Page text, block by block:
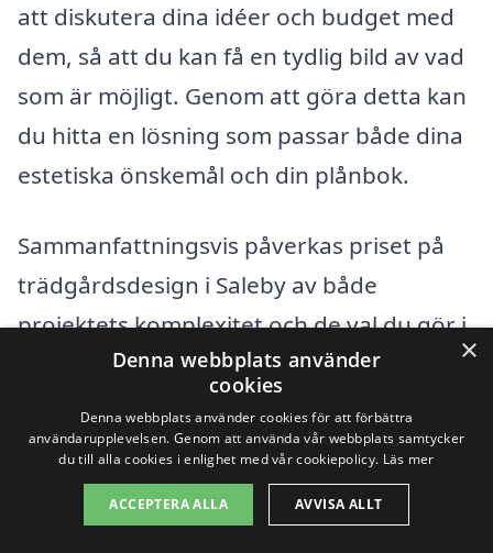
att diskutera dina idéer och budget med
dem, så att du kan få en tydlig bild av vad
som är möjligt. Genom att göra detta kan
du hitta en lösning som passar både dina
estetiska önskemål och din plånbok.
Sammanfattningsvis påverkas priset på
trädgårdsdesign i Saleby av både
projektets komplexitet och de val du gör i
samråd med designern. Med rätt
trädgård du alltid drömt om, utan att
överskrida din budget.
×
Denna webbplats använder
cookies
Denna webbplats använder cookies för att förbättra
användarupplevelsen. Genom att använda vår webbplats samtycker
du till alla cookies i enlighet med vår cookiepolicy. Läs mer
ACCEPTERA ALLA AVVISA ALLT